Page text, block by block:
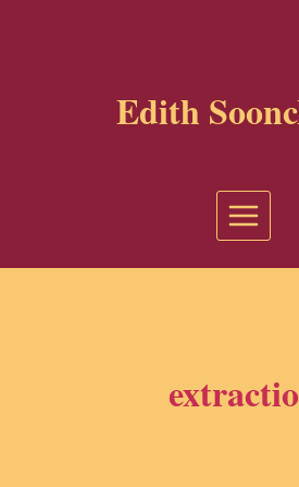
Edith